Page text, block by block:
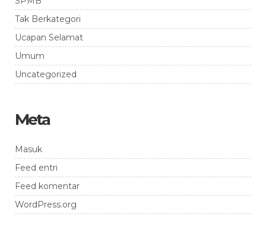
Tak Berkategori
Ucapan Selamat
Umum
Uncategorized
Meta
Masuk
Feed entri
Feed komentar
WordPress.org